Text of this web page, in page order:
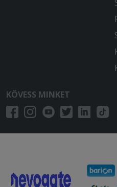
KÖVESS MINKET